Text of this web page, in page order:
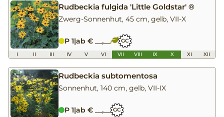
Rudbeckia fulgida 'Little Goldstar' ®
Zwerg-Sonnenhut, 45 cm, gelb, VII-X
P 1|ab € __,__ GC
I II III IV V VI VII VIII IX X XI XII
Rudbeckia subtomentosa
Sonnenhut, 140 cm, gelb, VII-IX
P 1|ab € __,__ GC